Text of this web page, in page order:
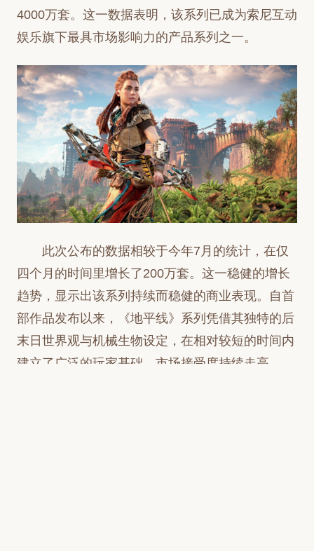
4000万套。这一数据表明，该系列已成为索尼互动
娱乐旗下最具市场影响力的产品系列之一。
此次公布的数据相较于今年7月的统计，在仅
四个月的时间里增长了200万套。这一稳健的增长
趋势，显示出该系列持续而稳健的商业表现。自首
部作品发布以来，《地平线》系列凭借其独特的后
末日世界观与机械生物设定，在相对较短的时间内
建立了广泛的玩家基础，市场接受度持续走高。